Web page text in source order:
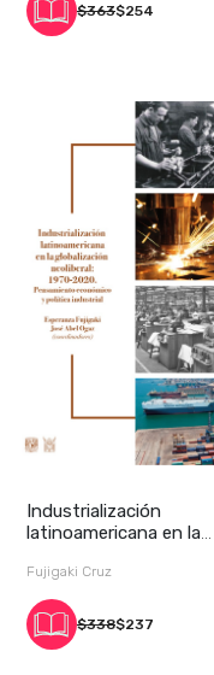
$363$254
Industrialización
latinoamericana en la
Fujigaki Cruz
$338$237